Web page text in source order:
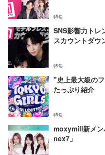
特集
SNS影響力トレ
スカウントダウ
特集
"史上最大級の
たっぷり紹介
特集
moxymill新メ
nex7」